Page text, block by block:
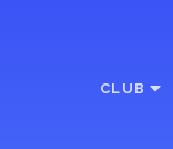
CLUB